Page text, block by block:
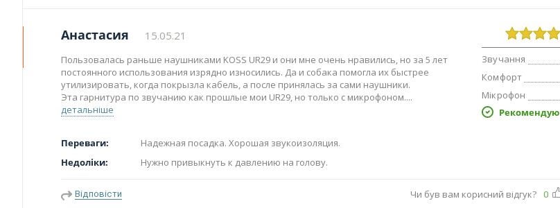
Анастасия 15.05.21
Пользовалась раньше наушниками KOSS UR29 и они мне очень нравились, но за 5 лет
постоянного использования изрядно износились. Да и собака помогла их быстрее
утилизировать, когда покрызла кабель, а после принялась за сами наушники.
Эта гарнитура по звучанию как прошлые мои UR29, но только с микрофоном.
детальніше
Переваги:
Надежная посадка. Хорошая звукоизоляция.
Недоліки:
Нужно привыкнуть к давлению на голову.
Звучання
Комфорт
Мікрофон
Рекомендую
Відповісти Чи був вам корисний відгук? 0